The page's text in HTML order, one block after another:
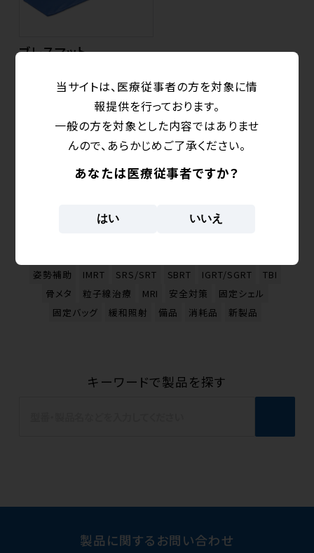
当サイトは、医療従事者の方を対象に情
報提供を行っております。
一般の方を対象とした内容ではありませ
んので、あらかじめご了承ください。
あなたは医療従事者ですか？
はい いいえ
ブレスマット
型番：ESF-47_シリーズ
放射線治療及びCT、MRI
撮影時など、各寝台の上に
設置する医療用クッション
マットです。
タグから探す
姿勢補助
IMRT SRS/SRT SBRT IGRT/SGRT
TBI
骨メタ
粒子線治療 MRI 安全対策
固定シェル
固定バッグ
緩和照射 備品 消耗品 新製品
キーワードで製品を探す
製品に関するお問い合わせ